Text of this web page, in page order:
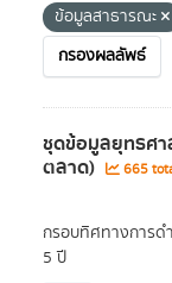
ข้อมูลสาธารณะ
กรองผลลัพธ์
ชุดข้อมูลยุทธศา
ตลาด) 665
กรอบทิศทางการดำ
5 ปี